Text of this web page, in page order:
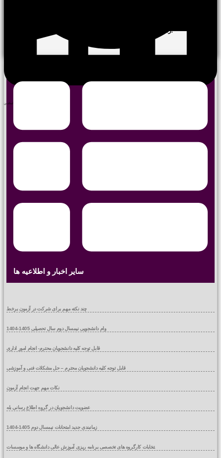
لینکدین
زمان بندی و نحوه برگزاری امتحانات، متعاقبا به اطلاع خواهد رسید.
سایر اخبار و اطلاعیه ها
چند نکته مهم برای شرکت در آزمون برخط
وام دانشجویی نیمسال دوم سال تحصیلی 1405-1404
قابل توجه کلیه دانشجویان محترم- انجام امور اداری
قابل توجه کلیه دانشجویان محترم – حل مشکلات فنی و آموزشی
نکات مهم جهت انجام آزمون
عضویت دانشجویان در گروه اطلاع رسانی بله
زمانبندی جدید امتحانات نیمسال دوم 1405-1404
انتخابات کارگروه های تخصصی برنامه ریزی آموزش عالی دانشگاه ها و موسسات